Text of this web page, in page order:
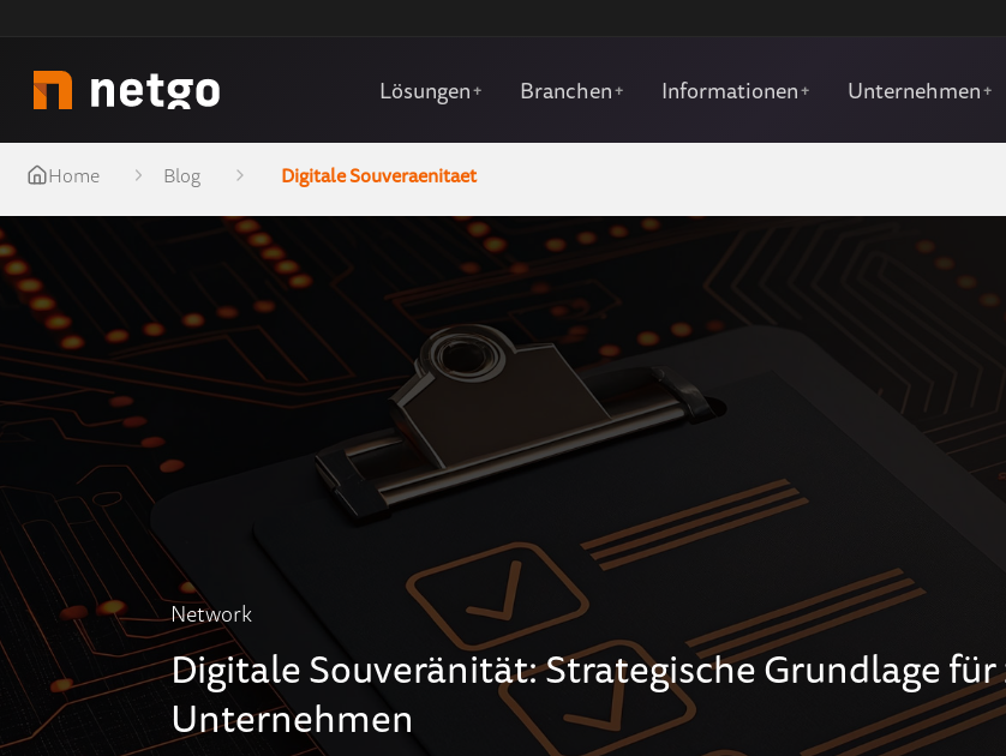
Lösungen+ Branchen+ Informationen+ Unternehmen+
Home Blog Digitale Souveraenitaet
Network
Digitale Souveränität: Strategische Grundlage
Unternehmen